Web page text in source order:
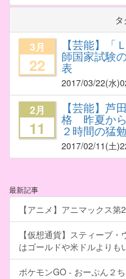
3月
22
【芸能】
師国家試験
表
2017/03/22(水
2月
11
【芸能】芦
格 昨夏から
２時間の猛
2017/02/11 (土
最新記事
【アニメ】アニマックス第
【仮想通貨】スティーブ
はゴールドや米ドルよりも
ポケモンGO - おーぷん２